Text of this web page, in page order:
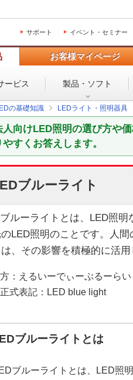
サポート イベント・セミナー
お客様マイページ
ービス 製品・ソフト
の基礎知識 LEDライト・照明器具
人向けLED照明の選び方や
やすくお答えします。
ブルーライト
ルーライトとは、LED照
LED照明のことです。人
、その影響を積極的に活
：えるいーでぃーぶるーらい
式表記：LED blue light
ブルーライトとは
ブルーライトとは、LED照